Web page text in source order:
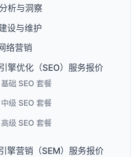
析与洞察
设与维护
络营销
擎优化（SEO）服务报价
基础 SEO 套餐
中级 SEO 套餐
高级 SEO 套餐
擎营销（SEM）服务报价